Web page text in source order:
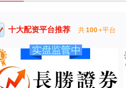
十大配资平台推荐 共100+平台